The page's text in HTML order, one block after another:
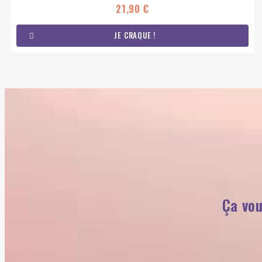
21,90 €
JE CRAQUE !
Ça